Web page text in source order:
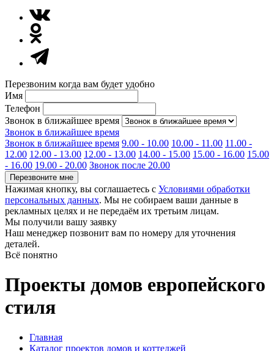
Перезвоним когда вам будет удобно
Имя
Телефон
Звонок в ближайшее время
Звонок в ближайшее время
Звонок в ближайшее время 9.00 - 10.00 10.00 - 11.00 11.00 -
12.00 12.00 - 13.00 12.00 - 13.00 14.00 - 15.00 15.00 - 16.00 15.00
- 16.00 19.00 - 20.00 Звонок после 20.00
Перезвоните мне
Нажимая кнопку, вы соглашаетесь с Условиями обработки
персональных данных. Мы не собираем ваши данные в
рекламных целях и не передаём их третьим лицам.
Мы получили вашу заявку
Наш менеджер позвонит вам по номеру для уточнения
деталей.
Всё понятно
Проекты домов европейского
стиля
Главная
Каталог проектов домов и коттеджей